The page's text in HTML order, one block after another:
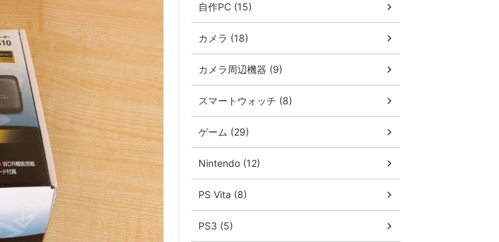
自作PC (15)
カメラ (18)
カメラ周辺機器 (9)
スマートウォッチ (8)
ゲーム (29)
Nintendo (12)
PS Vita (8)
PS3 (5)